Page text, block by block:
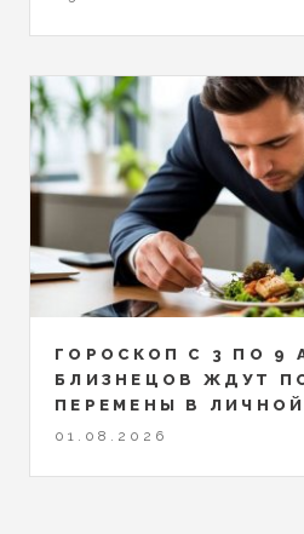
ГОРОСКОП С 3 ПО 9
БЛИЗНЕЦОВ ЖДУТ
ПЕРЕМЕНЫ В
01.08.2026